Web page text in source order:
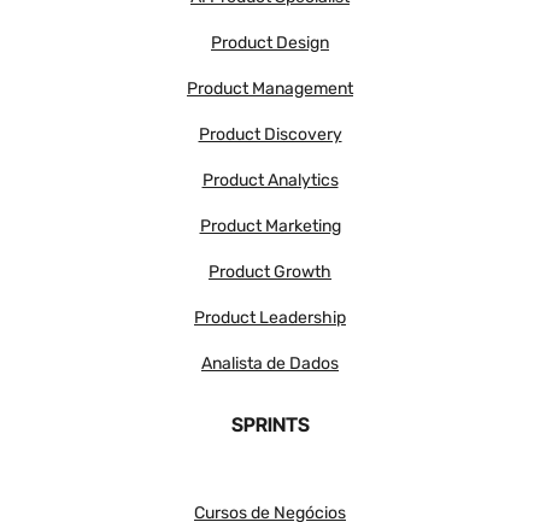
Product Design
Product Management
Product Discovery
Product Analytics
Product Marketing
Product Growth
Product Leadership
Analista de Dados
SPRINTS
Cursos de Negócios